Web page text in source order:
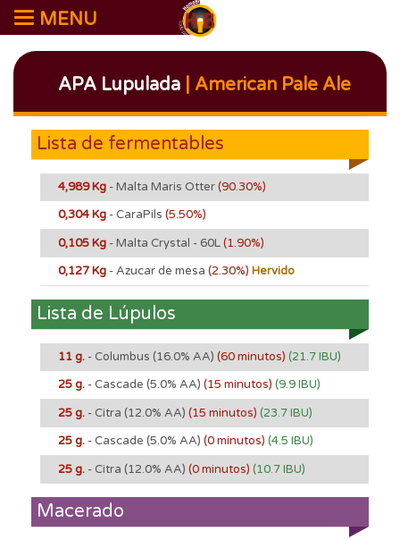
MENU
APA Lupulada | American Pale Ale
Lista de fermentables
4,989 Kg - Malta Maris Otter(90.30%)
0,304 Kg - CaraPils (5.50%)
0,105 Kg - Malta Crystal - 60L(1.90%)
0,127 Kg - Azucar de mesa (2.30%) Hervido
Lista de Lúpulos
11 g. - Columbus (16.0% AA) (60 minutos) (21.7 IBU)
25 g. - Cascade (5.0% AA) (15 minutos) (9.9 IBU)
25 g. - Citra (12.0% AA) (15 minutos) (23.7 IBU)
25 g. - Cascade (5.0% AA) (0 minutos) (4.5 IBU)
25 g. - Citra (12.0% AA) (0 minutos) (10.7 IBU)
Macerado